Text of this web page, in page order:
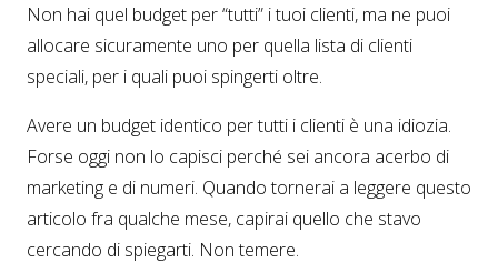
Non hai quel budget per “tutti” i tuoi clienti, ma ne puoi
allocare sicuramente uno per quella lista di clienti
speciali, per i quali puoi spingerti oltre.
Avere un budget identico per tutti i clienti è una idiozia.
Forse oggi non lo capisci perché sei ancora acerbo di
marketing e di numeri. Quando tornerai a leggere questo
articolo fra qualche mese, capirai quello che stavo
cercando di spiegarti. Non temere.